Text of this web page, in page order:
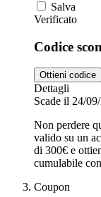
Salva
Verificato
Codice
Ottieni codice
Dettagli
Scade il 24/
Non perdere
valido su un
di 300€ e
cumulabile
Coupon